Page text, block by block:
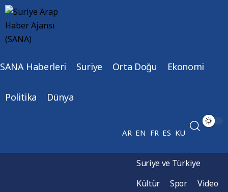
SANA Haberleri Suriye Orta Doğu Ekonomi
Politika Dünya
AR EN FR ES KU
Suriye ve Türkiye
Kültür
Spor
Video